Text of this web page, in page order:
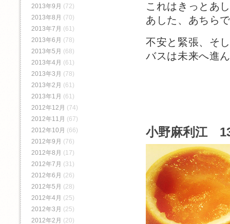
これはきっとあ
あした、あちら
不安と緊張、そ
バスは未来へ進
小野麻利江
2013年9月 (72)
2013年8月 (70)
2013年7月 (61)
2013年6月 (78)
2013年5月 (68)
2013年4月 (61)
2013年3月 (78)
2013年2月 (61)
2013年1月 (61)
2012年12月 (74)
2012年11月 (67)
2012年10月 (66)
2012年9月 (76)
2012年8月 (17)
2012年7月 (31)
2012年6月 (26)
2012年5月 (28)
2012年4月 (25)
2012年3月 (25)
2012年2月 (20)